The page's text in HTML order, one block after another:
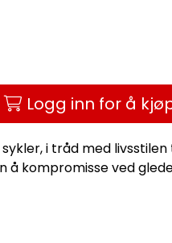
Logg inn for å
i tråd med livsstilen
kompromisse ved